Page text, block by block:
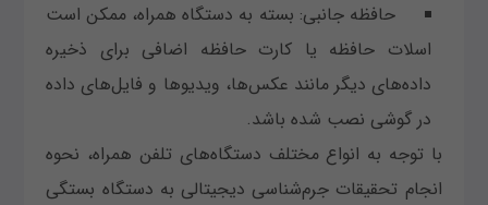
حافظه جانبی: بسته به دستگاه همراه، ممکن است
اسلات حافظه یا کارت حافظه اضافی برای ذخیره
داده‌های دیگر مانند عکس‌ها، ویدیوها و فایل‌های داده
در گوشی نصب شده باشد.
با توجه به انواع مختلف دستگاه‌های تلفن همراه، نحوه
انجام تحقیقات جرم‌شناسی دیجیتالی به دستگاه بستگی